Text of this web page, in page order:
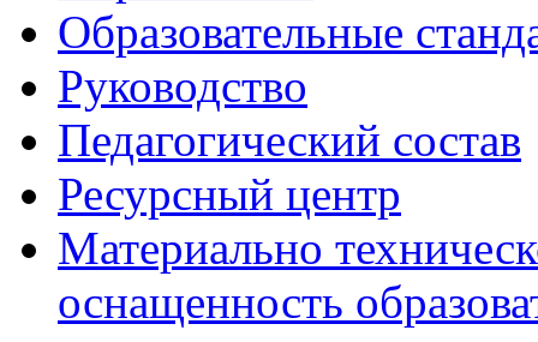
Образовательные
Руководство
Педагогический состав
Ресурсный центр
Материально
оснащенность